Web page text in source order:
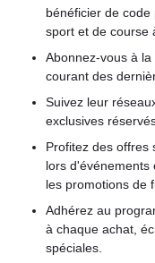
bénéficier de
sport et de course
Abonnez-vous à
courant des
Suivez leur
exclusives
Profitez des offres
lors d'événements
les promotions de
Adhérez au
à chaque achat,
spéciales.